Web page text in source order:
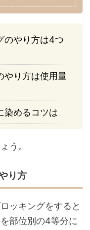
のやり方は4つ
やり方は使用量
染めるコツは
う。
り方
ッキングをすると
部位別の4等分に